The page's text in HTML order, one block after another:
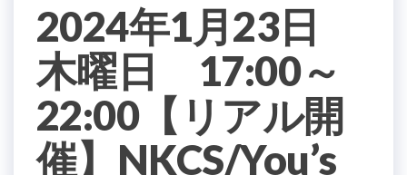
2024年1月23日
木曜日 17:00～
22:00【リアル開
催】NKCS/You’s